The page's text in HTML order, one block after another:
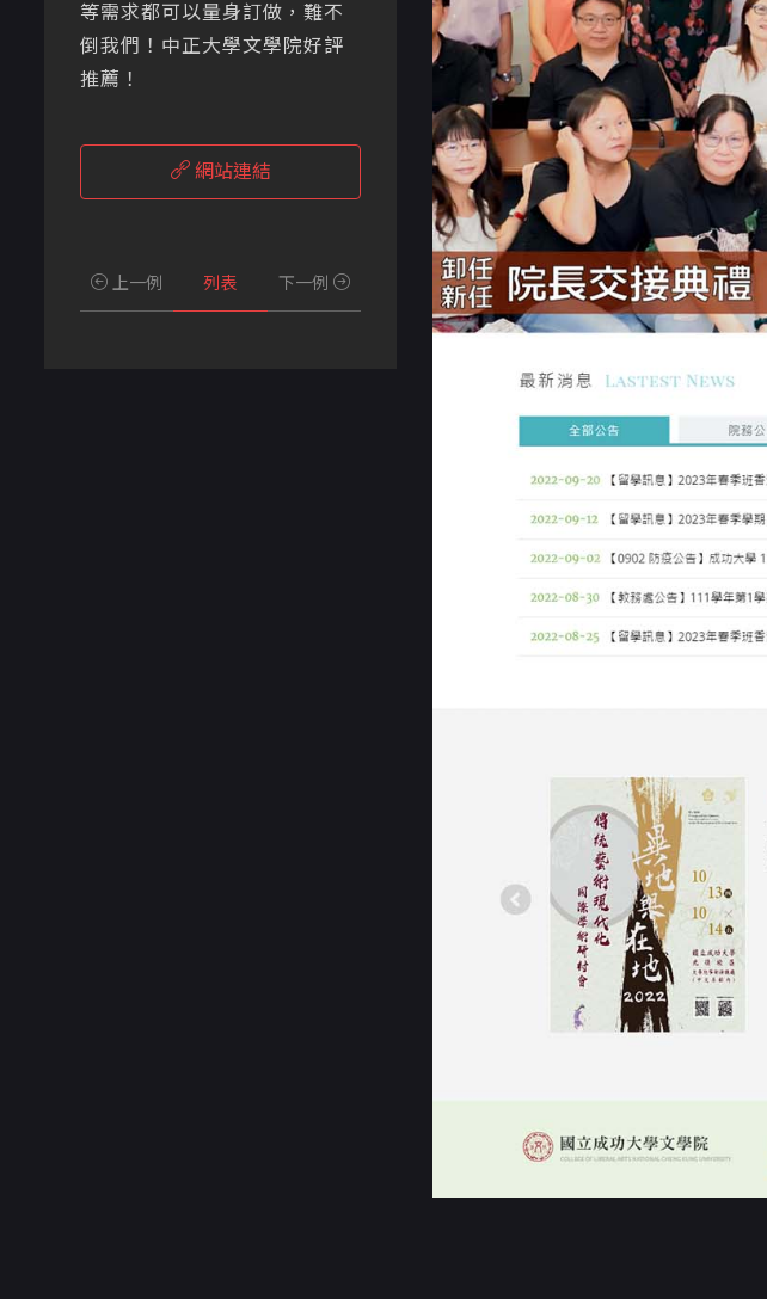
等需求都可以量身訂做，難不
倒我們！中正大學文學院好評
推薦！
網站連結
上一例 列表 下一例